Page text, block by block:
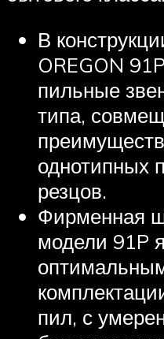
В
OREGON
пильные
типа,
однотипных
резцов.
Фирменная
модели 91P
пил, с